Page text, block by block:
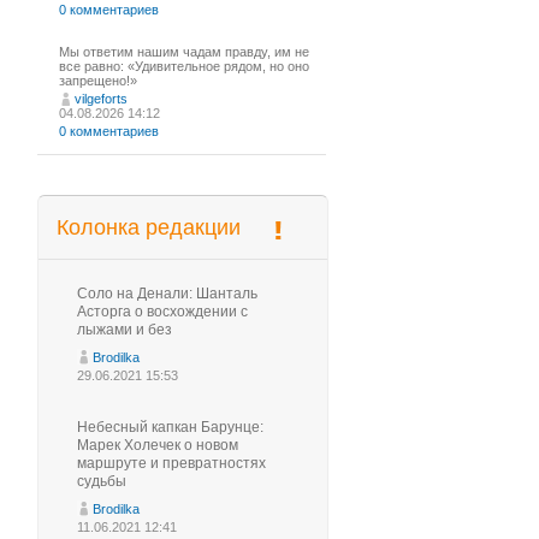
0 комментариев
Мы ответим нашим чадам правду, им не
все равно: «Удивительное рядом, но оно
запрещено!»
vilgeforts
04.08.2026 14:12
0 комментариев
Колонка редакции
Соло на Денали: Шанталь
Асторга о восхождении с
лыжами и без
Brodilka
29.06.2021 15:53
Небесный капкан Барунце:
Марек Холечек о новом
маршруте и превратностях
судьбы
Brodilka
11.06.2021 12:41